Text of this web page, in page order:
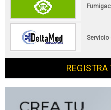
Servicio
REGISTRA